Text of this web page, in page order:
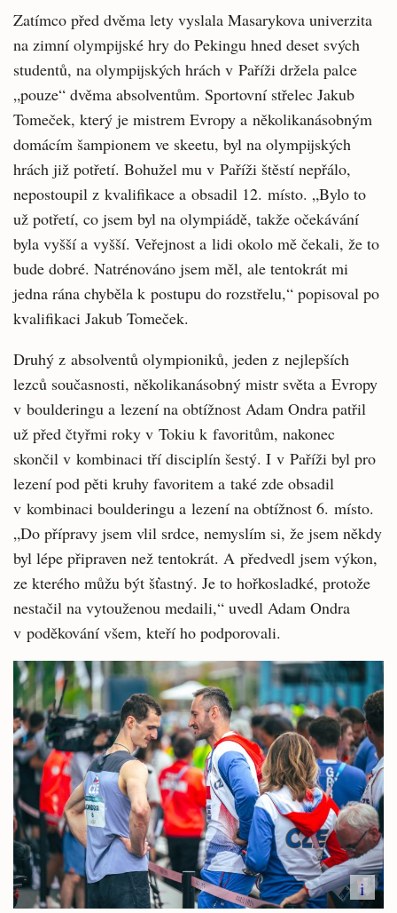
Zatímco před dvěma lety vyslala Masarykova univerzita
na zimní olympijské hry do Pekingu hned deset svých
studentů, na olympijských hrách v Paříži držela palce
„pouze“ dvěma absolventům. Sportovní střelec Jakub
Tomeček, který je mistrem Evropy a několikanásobným
domácím šampionem ve skeetu, byl na olympijských
hrách již potřetí. Bohužel mu v Paříži štěstí nepřálo,
nepostoupil z kvalifikace a obsadil 12. místo. „Bylo to
už potřetí, co jsem byl na olympiádě, takže očekávání
byla vyšší a vyšší. Veřejnost a lidi okolo mě čekali, že to
bude dobré. Natrénováno jsem měl, ale tentokrát mi
jedna rána chyběla k postupu do rozstřelu,“ popisoval po
kvalifikaci Jakub Tomeček.
Druhý z absolventů olympioniků, jeden z nejlepších
lezců současnosti, několikanásobný mistr světa a Evropy
v boulderingu a lezení na obtížnost Adam Ondra patřil
už před čtyřmi roky v Tokiu k favoritům, nakonec
skončil v kombinaci tří disciplín šestý. I v Paříži byl pro
lezení pod pěti kruhy favoritem a také zde obsadil
v kombinaci boulderingu a lezení na obtížnost 6. místo.
„Do přípravy jsem vlil srdce, nemyslím si, že jsem někdy
byl lépe připraven než tentokrát. A předvedl jsem výkon,
ze kterého můžu být šťastný. Je to hořkosladké, protože
nestačil na vytouženou medaili,“ uvedl Adam Ondra
v poděkování všem, kteří ho podporovali.
i